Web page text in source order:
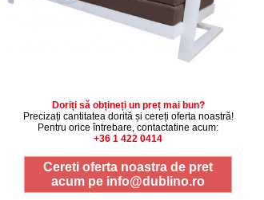
Doriți să obțineți un preț mai bun?
Precizați cantitatea dorită și cereți oferta noastră!
Pentru orice întrebare, contactatine acum:
+36 1 422 0414
Cereti oferta noastra de pret
acum pe info@dublino.ro